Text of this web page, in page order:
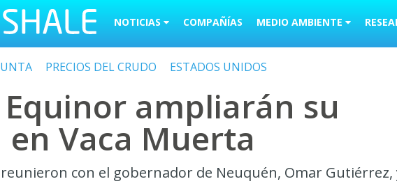
NOTICIAS COMPAÑÍAS MEDIO AMBIENTE
PRECIOS DEL CRUDO ESTADOS UNIDOS
ampliarán su
Vaca Muerta
con el gobernador de Neuquén, Omar Gutiérrez,